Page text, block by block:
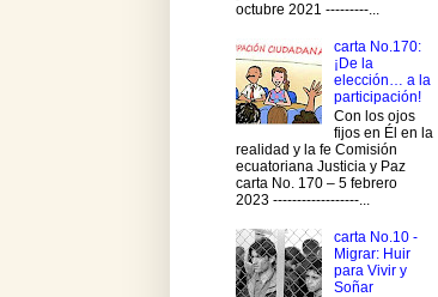
octubre 2021 ---------...
carta No.170:
¡De la
elección… a la
participación!
Con los ojos
fijos en Él en la
realidad y la fe Comisión
ecuatoriana Justicia y Paz
carta No. 170 – 5 febrero
2023 ------------------...
carta No.10 -
Migrar: Huir
para Vivir y
Soñar